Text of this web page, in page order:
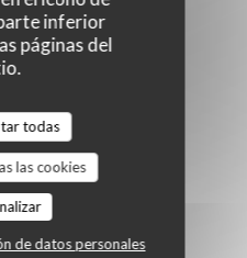
inferior
páginas del
todas
las cookies
de datos personales